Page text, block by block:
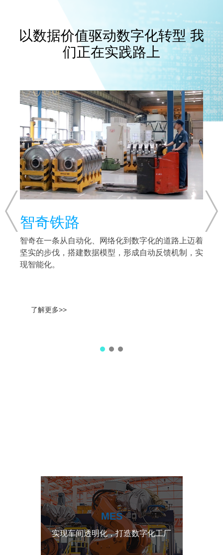
以数据价值驱动数字化转型 我
们正在实践路上
智奇铁路
智奇在一条从自动化、网络化到数字化的道路上迈着
坚实的步伐，搭建数据模型，形成自动反馈机制，实
现智能化。
了解更多>>
MES
实现车间透明化，打造数字化工厂